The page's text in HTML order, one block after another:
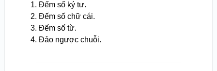
Đếm số ký tự.
Đếm số chữ cái.
Đếm số từ.
Đảo ngược chuỗi.